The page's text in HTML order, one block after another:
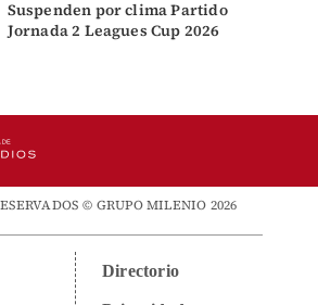
Suspenden por clima Partido
Jornada 2 Leagues Cup 2026
© GRUPO MILENIO 2026
Directorio